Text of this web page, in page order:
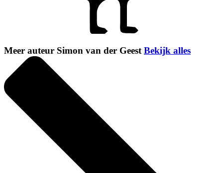
Meer auteur Simon van der Geest Bekijk alles